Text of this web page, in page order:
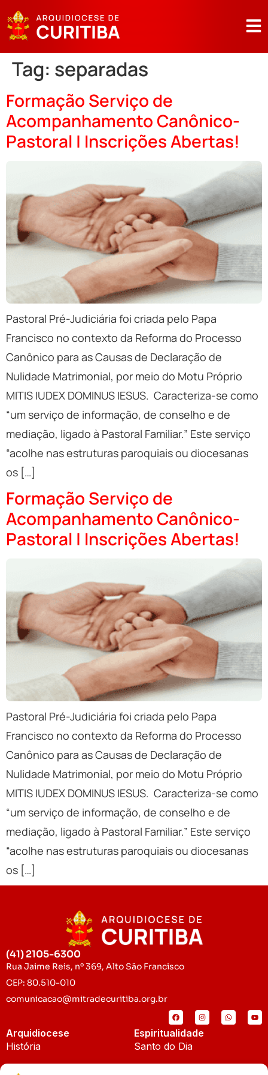
Tag: separadas
Formação Serviço de
Acompanhamento Canônico-
Pastoral | Inscrições Abertas!
Pastoral Pré-Judiciária foi criada pelo Papa
Francisco no contexto da Reforma do Processo
Canônico para as Causas de Declaração de
Nulidade Matrimonial, por meio do Motu Próprio
MITIS IUDEX DOMINUS IESUS. Caracteriza-se como
“um serviço de informação, de conselho e de
mediação, ligado à Pastoral Familiar.” Este serviço
“acolhe nas estruturas paroquiais ou diocesanas
os […]
Formação Serviço de
Acompanhamento Canônico-
Pastoral | Inscrições Abertas!
Pastoral Pré-Judiciária foi criada pelo Papa
Francisco no contexto da Reforma do Processo
Canônico para as Causas de Declaração de
Nulidade Matrimonial, por meio do Motu Próprio
MITIS IUDEX DOMINUS IESUS. Caracteriza-se como
“um serviço de informação, de conselho e de
mediação, ligado à Pastoral Familiar.” Este serviço
“acolhe nas estruturas paroquiais ou diocesanas
os […]
(41) 2105-6300
Rua Jaime Reis, nº 369, Alto São Francisco
CEP: 80.510-010
comunicacao@mitradecuritiba.org.br
Arquidiocese
História
Espiritualidade
Santo do Dia